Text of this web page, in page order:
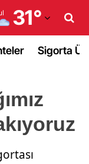
31°
Sigorta